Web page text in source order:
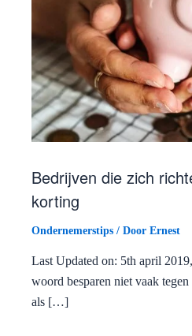
Bedrijven die zich
korting
Ondernemerstips / Door Ernest
Last Updated on: 5th april
woord besparen niet vaak
als […]